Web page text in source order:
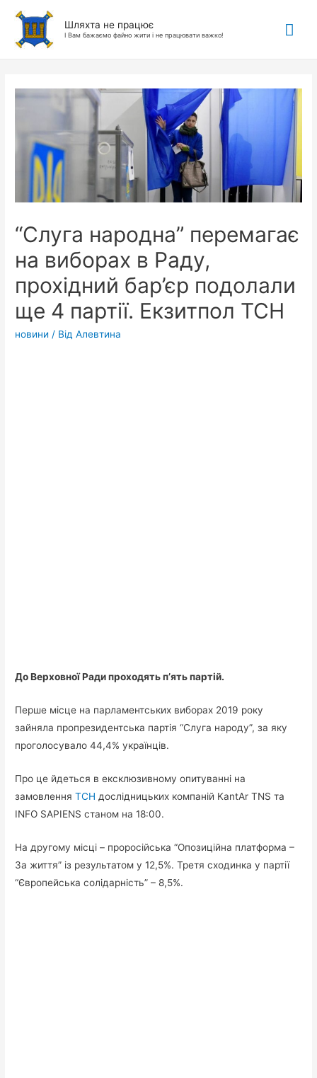
Шляхта не працює
І Вам бажаємо файно жити і не працювати важко!
“Слуга народна” перемагає
на виборах в Раду,
прохідний бар’єр подолали
ще 4 партії. Екзитпол ТСН
новини / ВідАлевтина
До Верховної Ради проходять п’ять партій.
Перше місце на парламентських виборах 2019 року
зайняла пропрезидентська партія “Слуга народу”, за яку
проголосувало 44,4% українців.
Про це йдеться в ексклюзивному опитуванні на
замовленняТСН дослідницьких компаній KantAr TNS та
INFO SAPIENS станом на 18:00.
На другому місці – проросійська “Опозиційна платформа –
За життя” із результатом у 12,5%. Третя сходинка у партії
“Європейська солідарність” – 8,5%.